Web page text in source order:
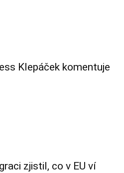
Klepáček komentuje
zjistil, co v EU ví